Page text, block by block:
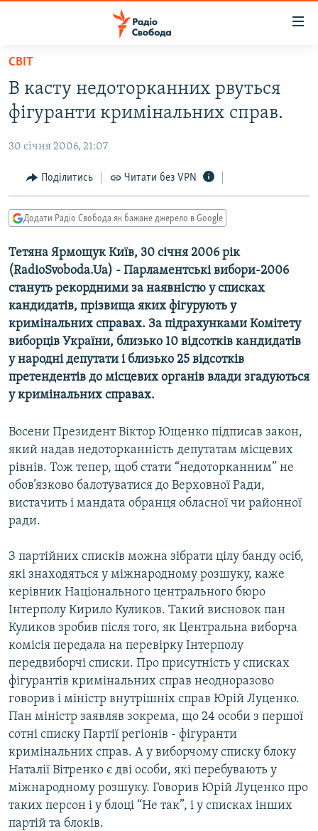
Перейти
основного
матеріалу
Перейти
до
навігації
Перейти
до
ВСЕ ЗА ДОБУ
СТАТТІ
ПОЛІТИКА
ЕКОНОМІКА
КУЛЬТУРА
СПОРТ
СВІТ
ВІЙНА
РОСІЙСЬКА «ФІЛЬТРАЦІЯ»
КРИМ.РЕАЛІЇ
ТИ ЯК?
СХЕМИ
КИТАЙ.ВИКЛИКИ
МУЛЬТИМЕДІА
ФОТО
СПЕЦПРОЄКТИ
КРИМ РЕАЛІЇ
РУС
УКР
КТАТ
ДОЛУЧАЙСЯ!
Усі сайти RFE/RL
СВІТ
В касту недоторканних рвуться
фігуранти кримінальних справ.
30 січня 2006, 21:07
Поділитись Читати без VPN
Додати Радіо Свобода як бажане джерело в Google
Тетяна Ярмощук Київ, 30 січня 2006 рік
(RadioSvoboda.Ua) - Парламентські вибори-2006
стануть рекордними за наявністю у списках
кандидатів, прізвища яких фігурують у
кримінальних справах. За підрахунками Комітету
виборців України, близько 10 відсотків кандидатів
у народні депутати і близько 25 відсотків
претендентів до місцевих органів влади згадуються
у кримінальних справах.
Восени Президент Віктор Ющенко підписав закон,
який надав недоторканність депутатам місцевих
рівнів. Тож тепер, щоб стати “недоторканним” не
обов’язково балотуватися до Верховної Ради,
вистачить і мандата обранця обласної чи районної
ради.
З партійних списків можна зібрати цілу банду осіб,
які знаходяться у міжнародному розшуку, каже
керівник Національного центрального бюро
Інтерполу Кирило Куликов. Такий висновок пан
Куликов зробив після того, як Центральна виборча
комісія передала на перевірку Інтерполу
передвиборчі списки. Про присутність у списках
фігурантів кримінальних справ неодноразово
говорив і міністр внутрішніх справ Юрій Луценко.
Пан міністр заявляв зокрема, що 24 особи з першої
сотні списку Партії регіонів - фігуранти
кримінальних справ. А у виборчому списку блоку
Наталії Вітренко є дві особи, які перебувають у
міжнародному розшуку. Говорив Юрій Луценко про
таких персон і у блоці “Не так”, і у списках інших
партій та блоків.